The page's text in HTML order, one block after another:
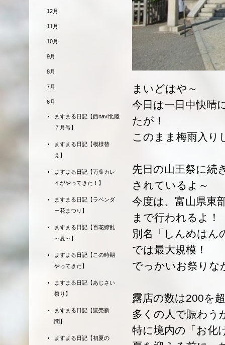
まいどはや～
今日は一日中快晴
たが！
このまま梅雨入り
先日の山王祭に続
されているよ～
今度は、富山県東
まで行われるよ！
別名「しんめはん
では最大規模！
でっかいお祭りな
露店の数は200を
多くの人で賑わう
特に境内の「お化
12月
11月
10月
9月
8月
7月
6月
ますまる日記【西navi北陸
７月号】
ますまる日記【模様替
え】
ますまる日記【万葉カレ
イがやってきた！】
ますまる日記【ラベンダ
ー花まつり】
ますまる日記【百花繚乱
～夏～】
ますまる日記【この時期
やってきた】
ますまる日記【あじさい
祭り】
ますまる日記【読売新
聞】
ますまる日記【初夏の